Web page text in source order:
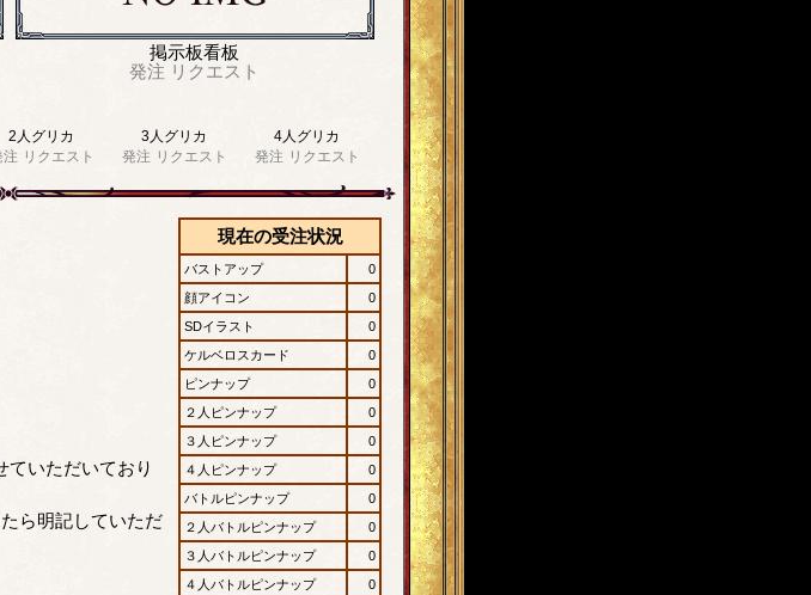
掲示板看板
発注 リクエスト
2人グリカ
注 リクエスト
3人グリカ
発注 リクエスト
4人グリカ
発注 リクエスト
現在の受注状況
バストアップ
0
顔アイコン
0
SDイラスト
0
ケルベロスカード
0
ピンナップ
0
２人ピンナップ
0
３人ピンナップ
0
４人ピンナップ
0
バトルピンナップ
0
２人バトルピンナップ
0
３人バトルピンナップ
0
４人バトルピンナップ
0
いただいており
ら明記していただ